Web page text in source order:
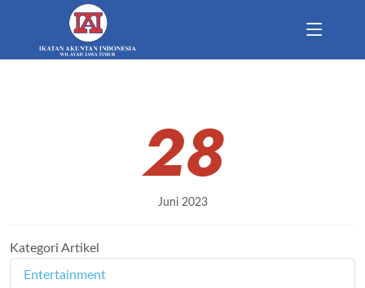
28
Juni 2023
Kategori Artikel
Entertainment